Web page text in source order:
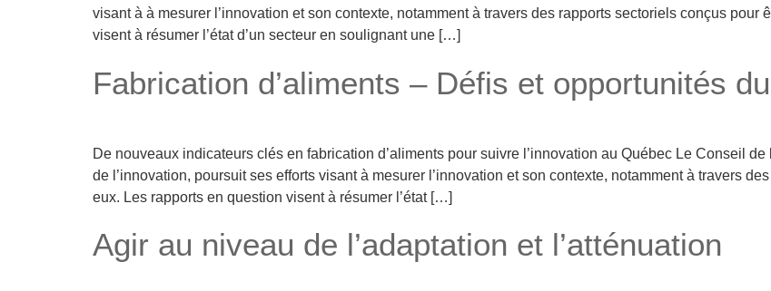
visant à à mesurer l’innovation et son contexte, notamment à travers des rapports sectoriels conçus pour
visent à résumer l’état d’un secteur en soulignant une […]
Fabrication d’aliments – Défis et opportunités
De nouveaux indicateurs clés en fabrication d’aliments pour suivre l’innovation au Québec Le Conseil
de l’innovation, poursuit ses efforts visant à mesurer l’innovation et son contexte, notamment à travers
eux. Les rapports en question visent à résumer l’état […]
Agir au niveau de l’adaptation et l’atténuation